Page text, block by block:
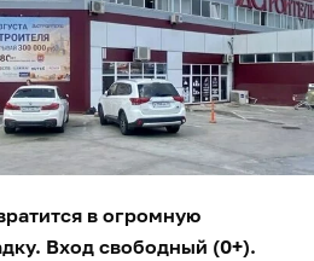
в огромную
Вход свободный (0+).